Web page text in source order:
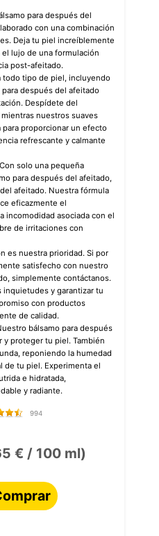
para después del
con una combinación
Deja tu piel increíblemente
lujo de una formulación
post-afeitado.
todo tipo de piel, incluyendo
después del afeitado
Despídete del
nuestros suaves
proporcionar un efecto
refrescante y calmante
solo una pequeña
para después del afeitado,
afeitado. Nuestra fórmula
eficazmente el
incomodidad asociada con el
de irritaciones con
es nuestra prioridad. Si por
satisfecho con nuestro
simplemente contáctanos.
inquietudes y garantizar tu
con productos
de calidad.
bálsamo para después
y proteger tu piel. También
reponiendo la humedad
de tu piel. Experimenta el
e hidratada,
y radiante.
994
€ / 100 ml)